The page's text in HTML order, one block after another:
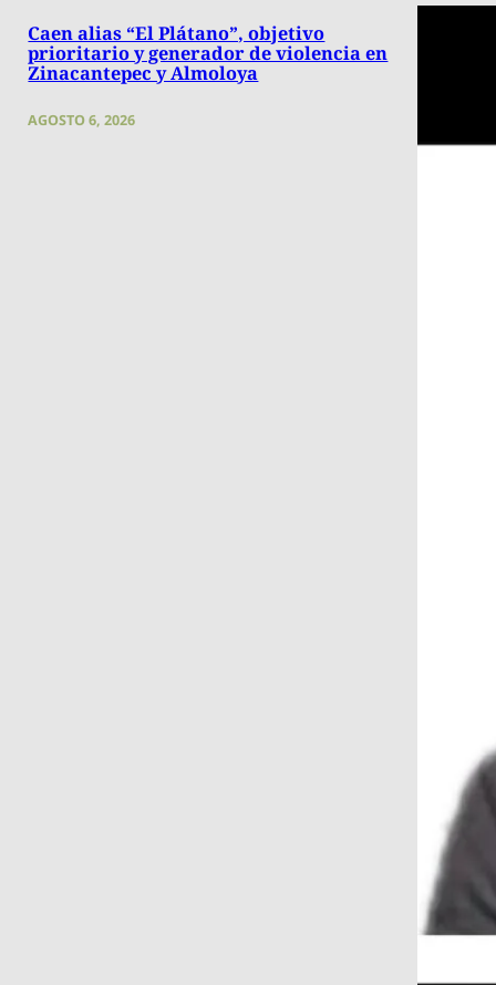
Caen alias “El Plátano”, objetivo
prioritario y generador de violencia en
Zinacantepec y Almoloya
AGOSTO 6, 2026